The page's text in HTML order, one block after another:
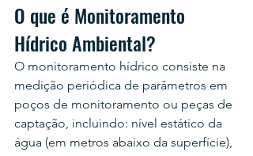
O que é Monitoramento
Hídrico Ambiental?
O monitoramento hídrico consiste na
medição periódica de parâmetros em
poços de monitoramento ou peças de
captação, incluindo: nível estático da
água (em metros abaixo da superfície),